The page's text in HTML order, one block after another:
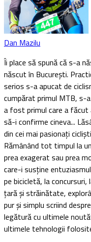
Dan Mazilu
Îi place să spună că s-a
născut în București.
serios s-a apucat de
cumpărat primul MTB, s-
a fost primul care a făcut
să-i confirme cineva...
din cei mai pasionați
Rămânând tot timpul la
prea exagerat sau prea
care-i susține
pe bicicletă, la
țară și străinătate,
pur și simplu scriind
legătură cu ultimele
ultimele tehnologii